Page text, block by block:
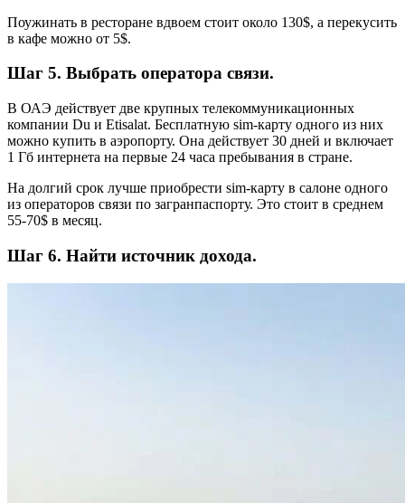
Поужинать в ресторане вдвоем стоит около 130$, а перекусить
в кафе можно от 5$.
Шаг 5. Выбрать оператора связи.
В ОАЭ действует две крупных телекоммуникационных
компании Du и Etisalat. Бесплатную sim-карту одного из них
можно купить в аэропорту. Она действует 30 дней и включает
1 Гб интернета на первые 24 часа пребывания в стране.
На долгий срок лучше приобрести sim-карту в салоне одного
из операторов связи по загранпаспорту. Это стоит в среднем
55-70$ в месяц.
Шаг 6. Найти источник дохода.